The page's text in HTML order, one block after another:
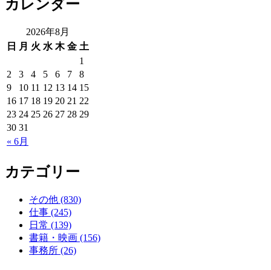
カレンダー
2026年8月
日
月 火 水 木 金 土
« 6月
1
2
3 4 5 6 7
8
9
10 11 12 13 14 15
16 17 18 19 20 21 22
23 24 25 26 27 28 29
30 31
カテゴリー
その他 (830)
仕事 (245)
日常 (139)
書籍・映画 (156)
事務所 (26)